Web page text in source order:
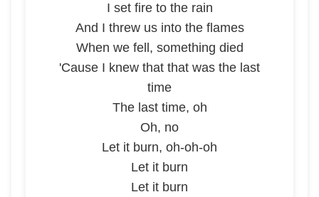
I set fire to the rain
And I threw us into the flames
When we fell, something died
'Cause I knew that that was the last
time
The last time, oh
Oh, no
Let it burn, oh-oh-oh
Let it burn
Let it burn